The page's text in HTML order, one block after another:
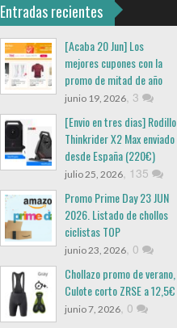
Entradas recientes
[Acaba 20 Jun] Los
mejores cupones con la
promo de mitad de año
junio 19, 2026, 3
[Envio en tres dias] Rodillo
Thinkrider X2 Max enviado
desde España (220€)
julio 25, 2026, 135
Promo Prime Day 23 JUN
2026. Listado de chollos
ciclistas TOP
junio 23, 2026, 0
Chollazo promo de verano,
Culote corto ZRSE a 12,5€
junio 7, 2026, 0